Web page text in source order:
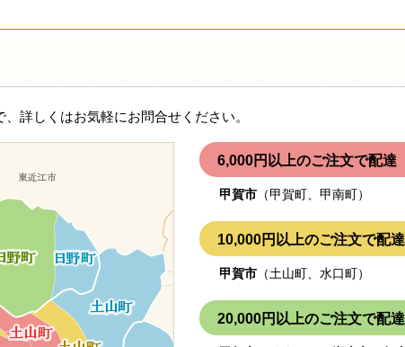
詳しくはお気軽にお問合せください。
6,000円以上のご注文で配達
甲賀市 （甲賀町、甲南町）
10,000円以上のご注文で配達
甲賀市 （土山町、水口町）
20,000円以上のご注文で配達